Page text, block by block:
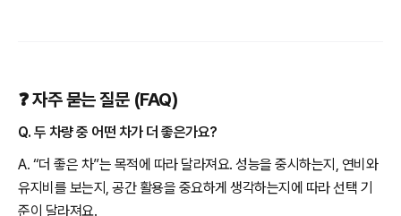
❓ 자주 묻는 질문 (FAQ)
Q. 두 차량 중 어떤 차가 더 좋은가요?
A. “더 좋은 차”는 목적에 따라 달라져요. 성능을 중시하는지, 연비와
유지비를 보는지, 공간 활용을 중요하게 생각하는지에 따라 선택 기
준이 달라져요.